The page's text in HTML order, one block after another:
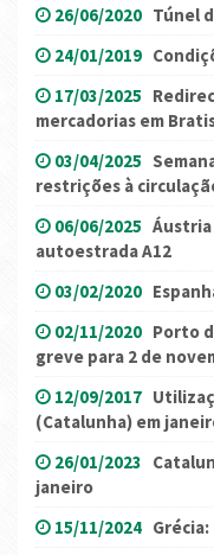
26/06/2020 Túnel
24/01/2019
17/03/2025
mercadorias em
03/04/2025
restrições à
06/06/2025
autoestrada A12
03/02/2020
02/11/2020 Porto
greve para 2 de
12/09/2017
(Catalunha) em
26/01/2023
janeiro
15/11/2024